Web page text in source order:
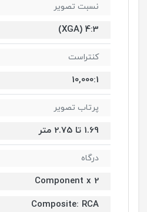
نسبت تصویر
4:3 (XGA)
کنتراست
10,000:1
پرتاب تصویر
1.69 تا 2.75 متر
درگاه
Component x 2
Composite: RCA